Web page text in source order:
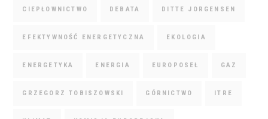
CIEPŁOWNICTWO DEBATA DITTE JORGENSEN
EFEKTYWNOŚĆ ENERGETYCZNA EKOLOGIA
ENERGETYKA ENERGIA EUROPOSEŁ GAZ
GRZEGORZ TOBISZOWSKI GÓRNICTWO ITRE